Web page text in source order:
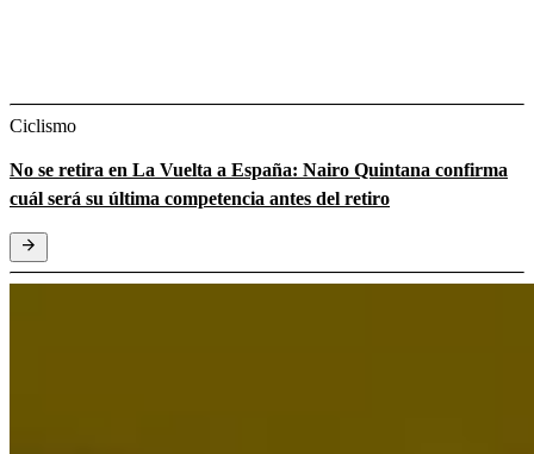
Ciclismo
No se retira en La Vuelta a España: Nairo Quintana confirma
cuál será su última competencia antes del retiro